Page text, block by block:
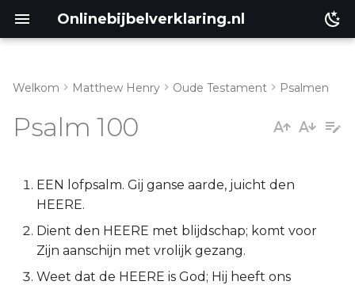
Onlinebijbelverklaring.nl
Lukas
Johannes
Handelingen
Welkom Matthew Henry Oude Testament Psalmen
Psalm 100
EEN lofpsalm. Gij ganse aarde, juicht den
HEERE.
Dient den HEERE met blijdschap; komt voor
Zijn aanschijn met vrolijk gezang.
Weet dat de HEERE is God; Hij heeft ons